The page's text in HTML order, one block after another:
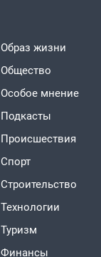
Образ жизни
Общество
Особое мнение
Подкасты
Проиcшествия
Спорт
Строительство
Технологии
Туризм
Финансы